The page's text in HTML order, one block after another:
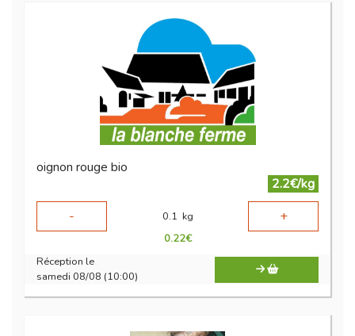
oignon rouge bio
2.2€/kg
-
0.1 kg +
0.22€
Réception le
samedi 08/08 (10:00)